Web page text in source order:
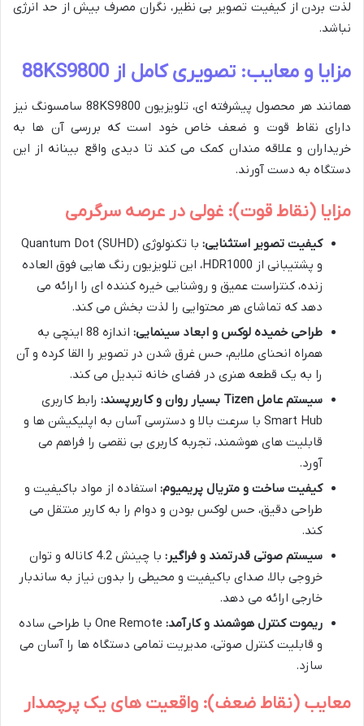
لذت بردن از کیفیت تصویر بی نظیر، نگران مصرف بیش از حد انرژی
نباشد.
مزایا و معایب: تصویری کامل از 88KS9800
همانند هر محصول پیشرفته ای، تلویزیون 88KS9800 سامسونگ نیز
دارای نقاط قوت و ضعف خاص خود است که بررسی آن ها به
خریداران و علاقه مندان کمک می کند تا دیدی واقع بینانه از این
دستگاه به دست آورند.
مزایا (نقاط قوت): غولی در عرصه سرگرمی
کیفیت تصویر استثنایی:
با تکنولوژی Quantum Dot (SUHD)
و پشتیبانی از HDR1000، این تلویزیون رنگ هایی فوق العاده
زنده، کنتراست عمیق و روشنایی خیره کننده ای را ارائه می
دهد که تماشای هر محتوایی را لذت بخش می کند.
طراحی خمیده لوکس و ابعاد سینمایی:
اندازه 88 اینچی به
همراه انحنای ملایم، حس غرق شدن در تصویر را القا کرده و آن
را به یک قطعه هنری در فضای خانه تبدیل می کند.
سیستم عامل Tizen بسیار روان و کاربرپسند:
رابط کاربری
Smart Hub با سرعت بالا و دسترسی آسان به اپلیکیشن ها و
قابلیت های هوشمند، تجربه کاربری بی نقصی را فراهم می
آورد.
کیفیت ساخت و متریال پریمیوم: استفاده از مواد باکیفیت و
طراحی دقیق، حس لوکس بودن و دوام را به کاربر منتقل می
کند.
سیستم صوتی قدرتمند و فراگیر:
با چینش 4.2 کاناله و توان
خروجی بالا، صدای باکیفیت و محیطی را بدون نیاز به ساندبار
خارجی ارائه می دهد.
ریموت کنترل هوشمند و کارآمد:
One Remote با طراحی ساده
و قابلیت کنترل صوتی، مدیریت تمامی دستگاه ها را آسان می
سازد.
معایب (نقاط ضعف): واقعیت های یک پرچمدار